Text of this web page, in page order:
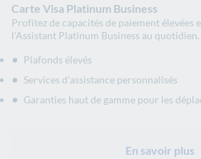
Carte Visa Platinum Business
Profitez de capacités de paiement élevées
l'Assistant Platinum Business au quotidien.
Plafonds élevés
Services d'assistance personnalisés
Garanties haut de gamme pour les
En savoir plus